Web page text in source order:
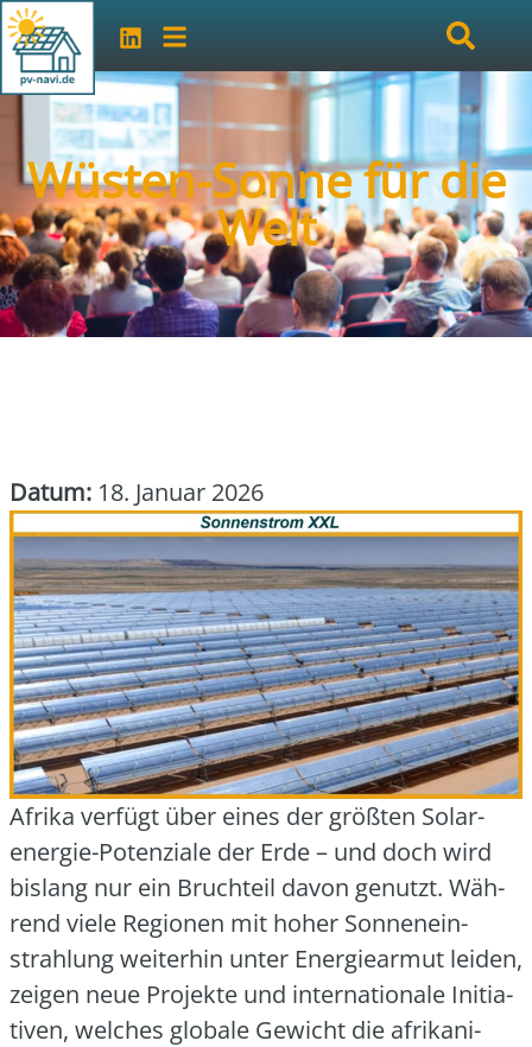
Wüsten-Sonne für die
Welt
Datum: 18. Januar 2026
Afri­ka ver­fügt über eines der größ­ten Solar­
ener­gie-Poten­zia­le der Erde – und doch wird
bis­lang nur ein Bruch­teil davon genutzt. Wäh­
rend vie­le Regio­nen mit hoher Son­nen­ein­
strah­lung wei­ter­hin unter Ener­gie­ar­mut lei­den,
zei­gen neue Pro­jek­te und inter­na­tio­na­le Initia­
ti­ven, wel­ches glo­ba­le Gewicht die afri­ka­ni­